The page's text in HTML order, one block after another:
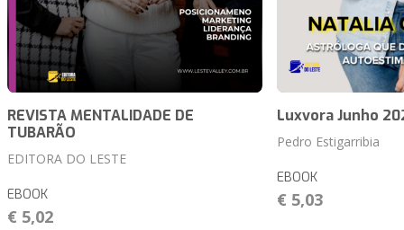
REVISTA MENTALIDADE DE
TUBARÃO
EDITORA DO LESTE
EBOOK
€ 5,02
Luxvora Junho
Pedro Estigarribia
EBOOK
€ 5,03